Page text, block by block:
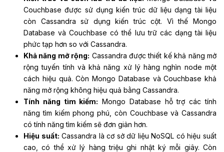
Couchbase được sử dụng kiến trúc dữ liệu dạng tài liệu
còn Cassandra sử dụng kiến trúc cột. Vì thế Mongo
Database và Couchbase có thể lưu trữ các dạng tài liệu
phức tạp hơn so với Cassandra.
Khả năng mở rộng: Cassandra được thiết kế khả năng mở
rộng tuyến tính và khả năng xử lý hàng nghìn node một
cách hiệu quả. Còn Mongo Database và Couchbase khả
năng mở rộng không hiệu quả bằng Cassandra.
Tính năng tìm kiếm: Mongo Database hỗ trợ các tính
năng tìm kiếm phong phú, còn Couchbase và Cassandra
có tính năng tìm kiếm sẽ đơn giản hơn.
Hiệu suất: Cassandra là cơ sở dữ liệu NoSQL có hiệu suất
cao, có thể xử lý hàng triệu ghi nhật ký mỗi giây. Còn